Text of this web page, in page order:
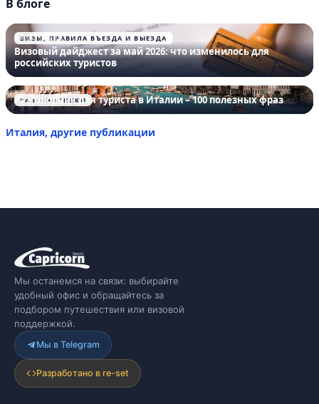
В блоге
ВИЗЫ, ПРАВИЛА ВЪЕЗДА И ВЫЕЗДА
26.05.2026
Визовый дайджест за май 2026: что изменилось для
российских туристов
РАЗГОВОРНИКИ
Разговорник для туриста в Италии – 100 полезных фраз
Италия, другие публикации
Мы останемся на связи: выбирайте
удобный офис и обращайтесь за
подбором путешествия или визовой
поддержкой.
Мы в Telegram
Разработано в re-set